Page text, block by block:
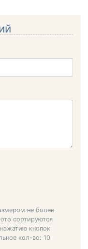
не более
сортируются
кнопок
кол-во: 10